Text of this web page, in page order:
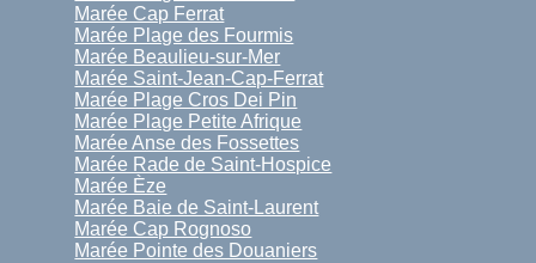
Marée Cap Ferrat
Marée Plage des Fourmis
Marée Beaulieu-sur-Mer
Marée Saint-Jean-Cap-Ferrat
Marée Plage Cros Dei Pin
Marée Plage Petite Afrique
Marée Anse des Fossettes
Marée Rade de Saint-Hospice
Marée Èze
Marée Baie de Saint-Laurent
Marée Cap Rognoso
Marée Pointe des Douaniers